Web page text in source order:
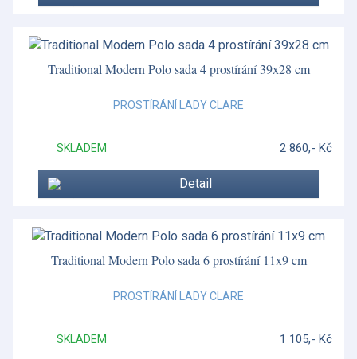
Traditional Modern Polo sada 4 prostírání 39x28 cm
PROSTÍRÁNÍ LADY CLARE
SKLADEM 2 860,- Kč
Detail
Traditional Modern Polo sada 6 prostírání 11x9 cm
PROSTÍRÁNÍ LADY CLARE
SKLADEM 1 105,- Kč